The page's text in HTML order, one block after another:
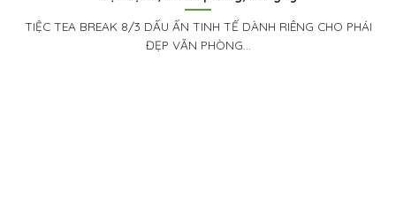
TIỆC TEA BREAK 8/3 DẤU ẤN TINH TẾ DÀNH RIÊNG CHO PHÁI
ĐẸP VĂN PHÒNG...